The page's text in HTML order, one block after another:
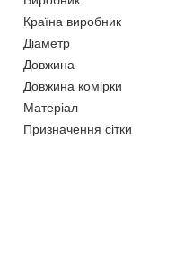
Країна виробник
Діаметр
Довжина
Довжина комірки
Матеріал
Призначення сітки